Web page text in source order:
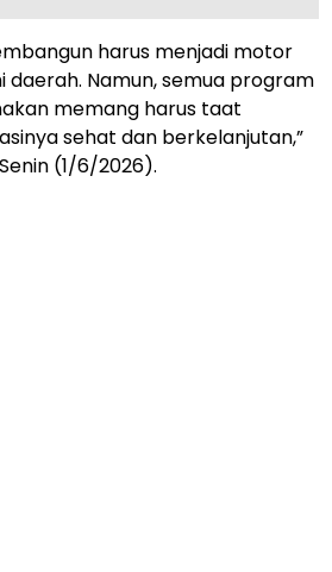
harus menjadi motor
daerah. Namun, semua program
memang harus taat
sehat dan berkelanjutan,”
(1/6/2026).